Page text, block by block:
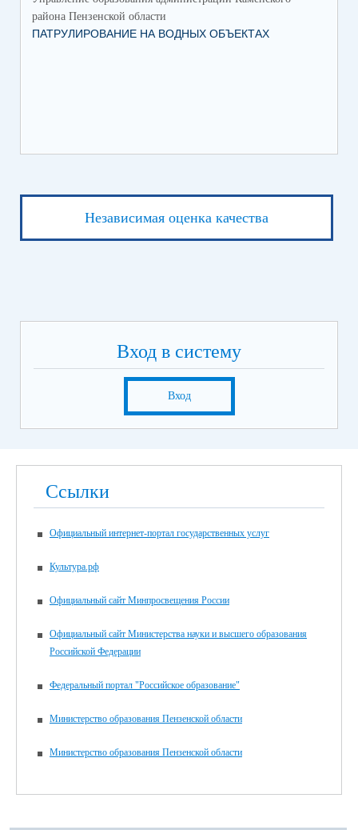
района Пензенской области
ПАТРУЛИРОВАНИЕ НА ВОДНЫХ ОБЪЕКТАХ
Независимая оценка качества
Вход в систему
Вход
Ссылки
Официальный интернет-портал государственных услуг
Культура.рф
Официальный сайт Минпросвещения России
Официальный сайт Министерства науки и высшего образования
Российской Федерации
Федеральный портал "Российское образование"
Министерство образования Пензенской области
Министерство образования Пензенской области